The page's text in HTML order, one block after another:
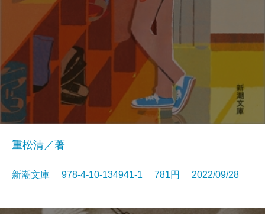
重松清／著
新潮文庫 978-4-10-134941-1 781円 2022/09/28